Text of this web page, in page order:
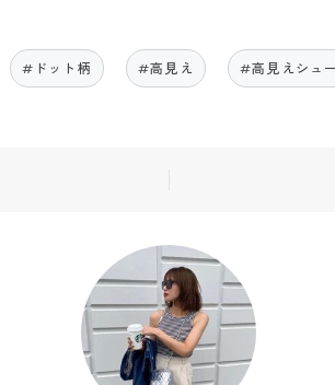
#ドット柄 #高見え #高見えシュ